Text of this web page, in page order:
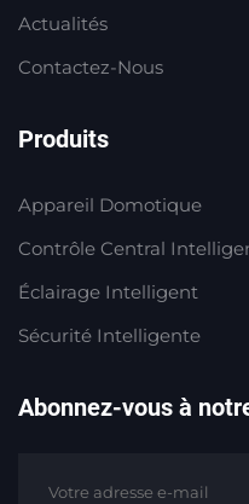
Actualités
Contactez-Nous
Produits
Appareil Domotique
Contrôle Central
Éclairage Intelligent
Sécurité Intelligente
Abonnez-vous à